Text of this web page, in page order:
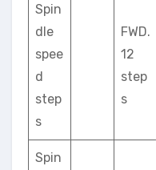
Spin
dle
spee
d
step
s
FWD.
12
step
s
Spin